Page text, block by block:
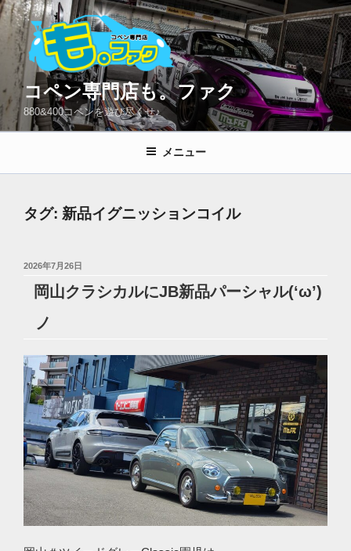
コ
ン
へ
プ
コペン専門店も。ファク
880&400コペンを遊び尽くせ♪
メニュー
タグ: 新品イグニッションコイル
投
2026年7月26日
岡山クラシカルにJB新品パーシャル(‘ω’)
ノ